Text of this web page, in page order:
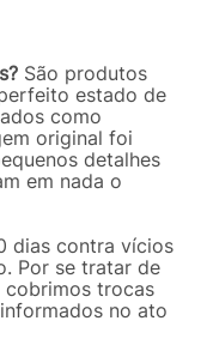
São produtos
estado de
como
original foi
detalhes
em nada o
dias contra vícios
Por se tratar de
cobrimos trocas
no ato